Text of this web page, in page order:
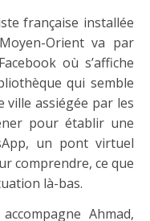
française installée
Orient va par
où s’affiche
qui semble
ville assiégée par les
pour établir une
un pont virtuel
comprendre, ce que
là-bas.
Ahmad,